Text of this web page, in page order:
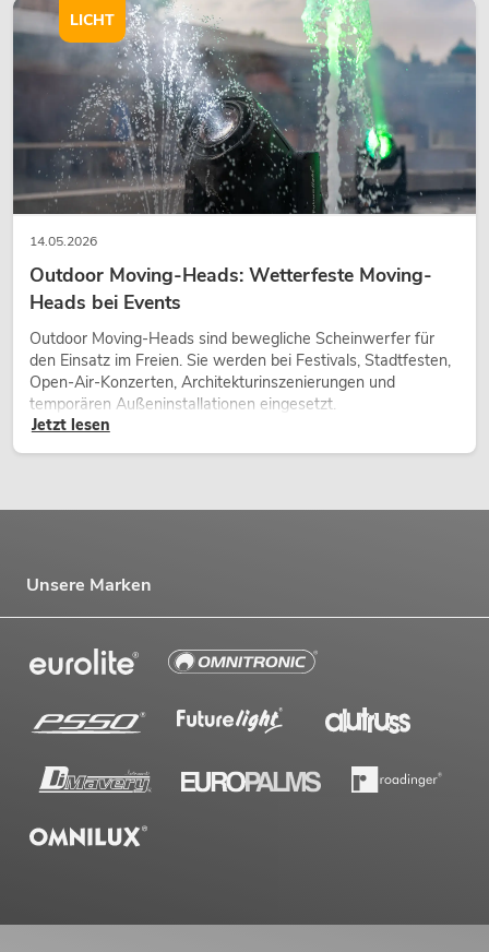
wirken lassen.
14.05.2026
Outdoor Moving-Heads: Wetterfeste Moving-
Heads bei Events
Outdoor Moving-Heads sind bewegliche Scheinwerfer für
den Einsatz im Freien. Sie werden bei Festivals, Stadtfesten,
Open-Air-Konzerten, Architekturinszenierungen und
temporären Außeninstallationen eingesetzt.
Jetzt lesen
LICHT
Unsere Marken